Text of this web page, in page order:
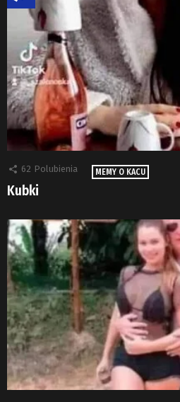
62 Polubienia MEMY O KACU
Kubki